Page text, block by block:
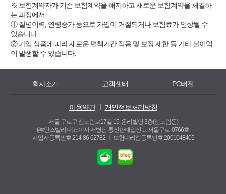
※ 보험계약자가 기존 보험계약을 해지하고 새로운 보험계약을 체결하
는 과정에서
① 질병이력, 연령증가 등으로 가입이 거절되거나 보험료가 인상될 수
있습니다.
② 가입 상품에 따라 새로운 면책기간 적용 및 보장 제한 등 기타 불이익
이 발생할 수 있습니다.
회사소개 고객센터 PC버전
이용약관ㅣ 개인정보처리방침
서울 구로구 신도림로17길 15, 온리빌딩 3층(신도림동)
(㈜인스밸리 대표이사 서병남 통신판매업신고 서울구로-0766호
사업자등록번호 214-86-62782 ㅣ
보험대리점등록번호 2001048405